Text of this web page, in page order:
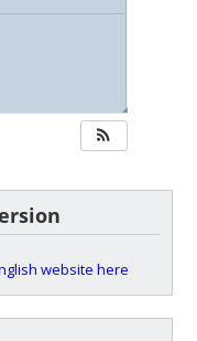
◢◢◢◢◢
website here